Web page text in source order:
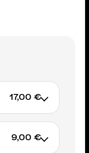
17,00 €
septembre
9,00 €